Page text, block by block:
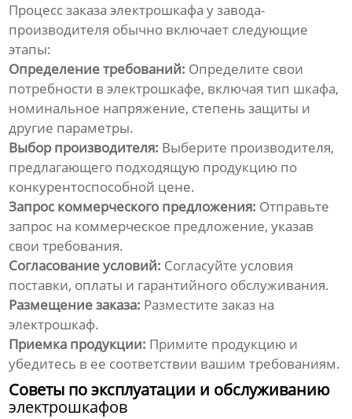
Процесс заказаэлектрошкафа у завода-
производителя обычно включает следующие
этапы:
Определение требований: Определите свои
потребности вэлектрошкафе, включая тип шкафа,
номинальное напряжение, степень защиты и
другие параметры.
Выбор производителя: Выберите производителя,
предлагающего подходящую продукцию по
конкурентоспособной цене.
Запрос коммерческого предложения: Отправьте
запрос на коммерческое предложение, указав
свои требования.
Согласование условий: Согласуйте условия
поставки, оплаты и гарантийного обслуживания.
Размещение заказа: Разместите заказ на
электрошкаф.
Приемка продукции: Примите продукцию и
убедитесь в ее соответствии вашим требованиям.
Советы по эксплуатации и обслуживанию
электрошкафов